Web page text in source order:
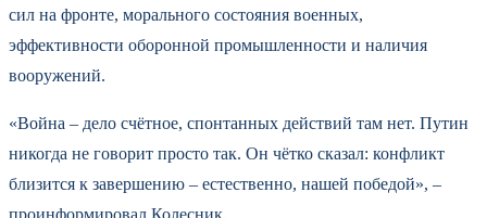
сил на фронте, морального состояния военных,
эффективности оборонной промышленности и наличия
вооружений.
«Война – дело счётное, спонтанных действий там нет. Путин
никогда не говорит просто так. Он чётко сказал: конфликт
близится к завершению – естественно, нашей победой», –
проинформировал Колесник.